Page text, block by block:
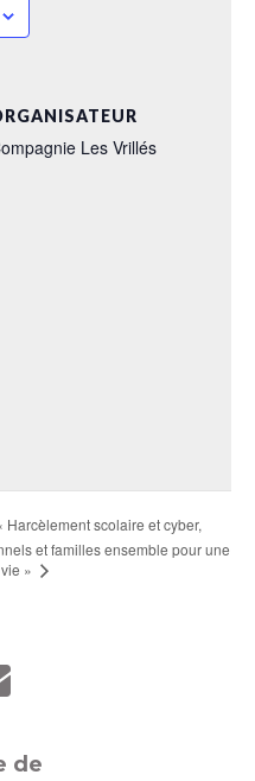
Les Vrillés
Harcèlement scolaire et cyber,
et familles ensemble pour une
»
de